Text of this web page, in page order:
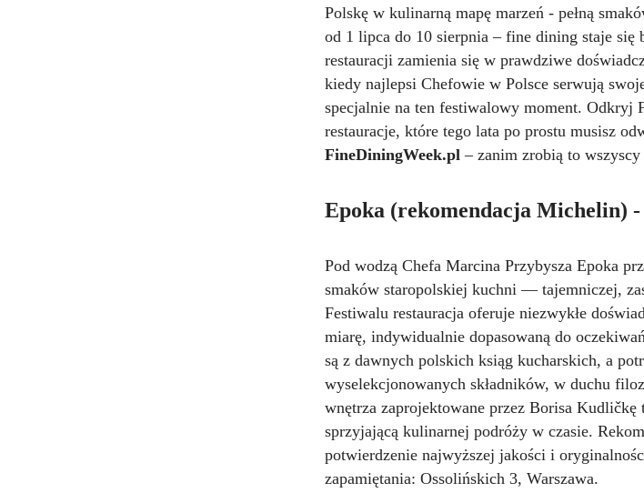
Polskę w kulinarną mapę marzeń - pełną
od 1 lipca do 10 sierpnia – fine dining staje się
restauracji zamienia się w prawdziwe
kiedy najlepsi Chefowie w Polsce serwują
specjalnie na ten festiwalowy moment. Odkryj
restauracje, które tego lata po prostu musisz
FineDiningWeek.pl – zanim zrobią to
Epoka (rekomendacja Michelin) -
Pod wodzą Chefa Marcina Przybysza Epoka
smaków staropolskiej kuchni — tajemniczej,
Festiwalu restauracja oferuje niezwykłe
miarę, indywidualnie dopasowaną do
są z dawnych polskich ksiąg kucharskich, a
wyselekcjonowanych składników, w duchu
wnętrza zaprojektowane przez Borisa Kudličkę
sprzyjającą kulinarnej podróży w czasie.
potwierdzenie najwyższej jakości i
zapamiętania: Ossolińskich 3, Warszawa.